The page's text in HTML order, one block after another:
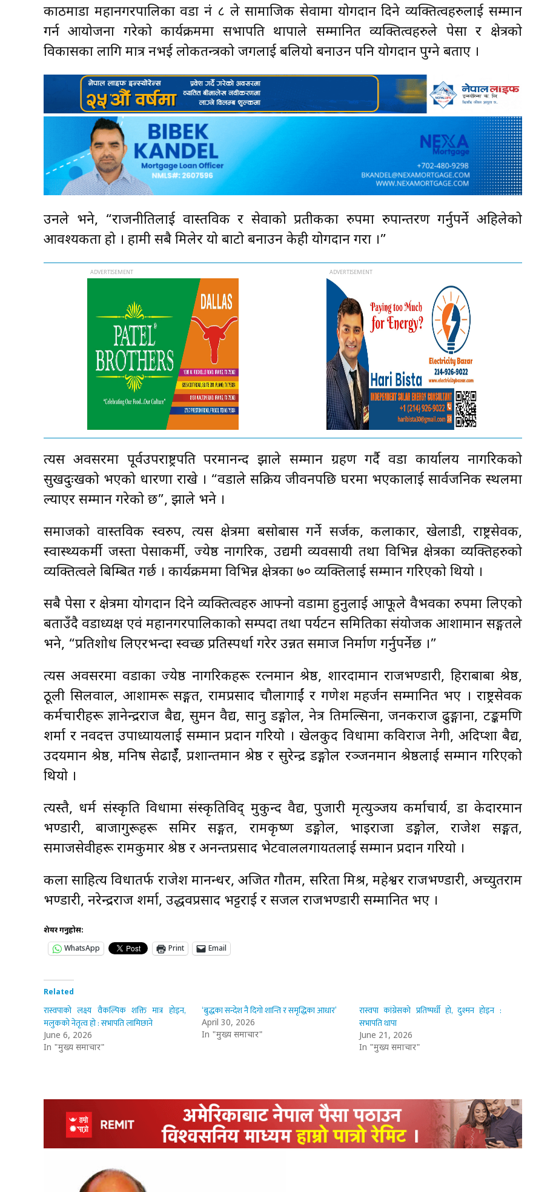
काठमाडौँ महानगरपालिका वडा नं ८ ले सामाजिक सेवामा योगदान दिने व्यक्तित्वहरुलाई सम्मान
गर्न आयोजना गरेको कार्यक्रममा सभापति थापाले सम्मानित व्यक्तित्वहरुले पेसा र क्षेत्रको
विकासका लागि मात्र नभई लोकतन्त्रको जगलाई बलियो बनाउन पनि योगदान पुग्ने बताए ।
उनले भने, “राजनीतिलाई वास्तविक र सेवाको प्रतीकका रुपमा रुपान्तरण गर्नुपर्ने अहिलेको
आवश्यकता हो । हामी सबै मिलेर यो बाटो बनाउन केही योगदान गरौँ ।”
त्यस अवसरमा पूर्वउपराष्ट्रपति परमानन्द झाले सम्मान ग्रहण गर्दै वडा कार्यालय नागरिकको
सुखदुःखको भएको धारणा राखे । “वडाले सक्रिय जीवनपछि घरमा भएकालाई सार्वजनिक स्थलमा
ल्याएर सम्मान गरेको छ”, झाले भने ।
समाजको वास्तविक स्वरुप, त्यस क्षेत्रमा बसोबास गर्ने सर्जक, कलाकार, खेलाडी, राष्ट्रसेवक,
स्वास्थ्यकर्मी जस्ता पेसाकर्मी, ज्येष्ठ नागरिक, उद्यमी व्यवसायी तथा विभिन्न क्षेत्रका व्यक्तिहरुको
व्यक्तित्वले बिम्बित गर्छ । कार्यक्रममा विभिन्न क्षेत्रका ७० व्यक्तिलाई सम्मान गरिएको थियो ।
सबै पेसा र क्षेत्रमा योगदान दिने व्यक्तित्वहरु आफ्नो वडामा हुनुलाई आफूले वैभवका रुपमा लिएको
बताउँदै वडाध्यक्ष एवं महानगरपालिकाको सम्पदा तथा पर्यटन समितिका संयोजक आशामान सङ्गतले
भने, “प्रतिशोध लिएरभन्दा स्वच्छ प्रतिस्पर्धा गरेर उन्नत समाज निर्माण गर्नुपर्नेछ ।”
त्यस अवसरमा वडाका ज्येष्ठ नागरिकहरू रत्नमान श्रेष्ठ, शारदामान राजभण्डारी, हिराबाबा श्रेष्ठ,
ठूली सिलवाल, आशामरू सङ्गत, रामप्रसाद चौलागाईं र गणेश महर्जन सम्मानित भए । राष्ट्रसेवक
कर्मचारीहरू ज्ञानेन्द्रराज बैद्य, सुमन वैद्य, सानु डङ्गोल, नेत्र तिमल्सिना, जनकराज ढुङ्गाना, टङ्कमणि
शर्मा र नवदत्त उपाध्यायलाई सम्मान प्रदान गरियो । खेलकुद विधामा कविराज नेगी, अदिप्शा बैद्य,
उदयमान श्रेष्ठ, मनिष सेढाईँ, प्रशान्तमान श्रेष्ठ र सुरेन्द्र डङ्गोल रञ्जनमान श्रेष्ठलाई सम्मान गरिएको
थियो ।
त्यस्तै, धर्म संस्कृति विधामा संस्कृतिविद् मुकुन्द वैद्य, पुजारी मृत्युञ्जय कर्माचार्य, डा केदारमान
भण्डारी, बाजागुरूहरू समिर सङ्गत, रामकृष्ण डङ्गोल, भाइराजा डङ्गोल, राजेश सङ्गत,
समाजसेवीहरू रामकुमार श्रेष्ठ र अनन्तप्रसाद भेटवाललगायतलाई सम्मान प्रदान गरियो ।
कला साहित्य विधातर्फ राजेश मानन्धर, अजित गौतम, सरिता मिश्र, महेश्वर राजभण्डारी, अच्युतराम
भण्डारी, नरेन्द्रराज शर्मा, उद्धवप्रसाद भट्टराई र सजल राजभण्डारी सम्मानित भए ।
शेयर गर्नुहोस:
WhatsApp
Print Email
Related
रास्वपाको लक्ष्य वैकल्पिक शक्ति मात्र होइन,
मलुकको नेतृत्व हो : सभापति लामिछाने
June 6, 2026
In "मुख्य समाचार"
‘बुद्धका सन्देश नै दिगो शान्ति र समृद्धिका आधार’
April 30, 2026
In "मुख्य समाचार"
रास्वपा कांग्रेसको प्रतिष्पर्धी हो, दुश्मन होइन :
सभापति थापा
June 21, 2026
In "मुख्य समाचार"